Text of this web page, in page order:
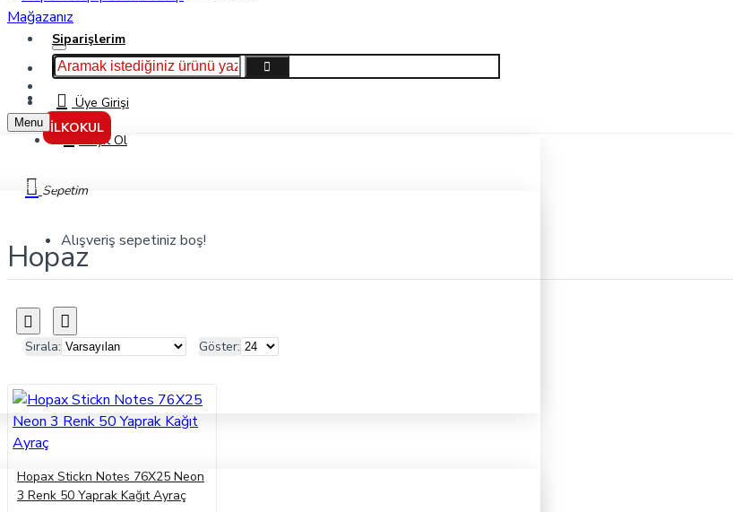
Siparişlerim
Hakkımızda
İletişimÜye Girişi
Kayıt Ol
Sepetim
Alışveriş sepetiniz boş!
İLKOKUL
Menu
Markalar
Hopaz
Sırala: Göster:
Hopax Stickn Notes 76X25 Neon
3 Renk 50 Yaprak Kağıt Ayraç